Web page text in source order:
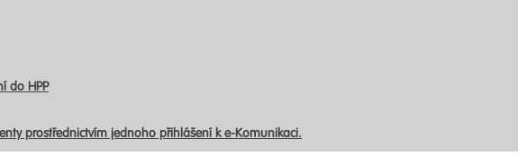
do HPP
prostřednictvím jednoho přihlášení k e-Komunikaci.